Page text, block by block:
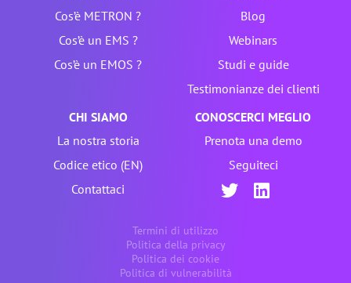
Cos’è METRON ?
Cos’è un EMS ?
Cos’è un EMOS ?
Blog
Webinars
Studi e guide
Testimonianze dei clienti
CHI SIAMO
La nostra storia
Codice etico (EN)
Contattaci
CONOSCERCI MEGLIO
Prenota una demo
Seguiteci
Termini di utilizzo
Politica della privacy
Politica dei cookie
Politica di vulnerabilità